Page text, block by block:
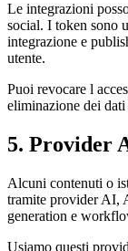
Le integrazioni
social. I token sono
integrazione e
utente.
Puoi revocare l
eliminazione dei dati
5. Provider
Alcuni contenuti o
tramite provider AI,
generation e
Usiamo questi